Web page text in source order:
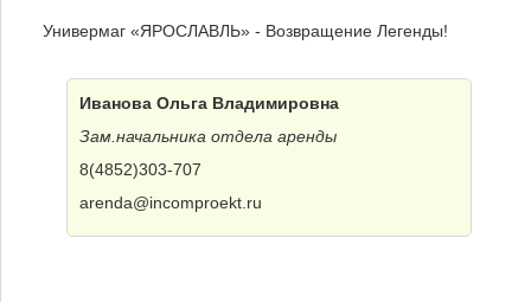
Универмаг «ЯРОСЛАВЛЬ» - Возвращение Легенды!
Иванова Ольга Владимировна
Зам.начальника отдела аренды
8(4852)303-707
arenda@incomproekt.ru